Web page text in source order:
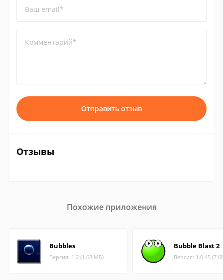
Ваш email*
Комментарий*
Отправить отзыв
Отзывы
Похожие приложения
Bubbles
Версия: 1.2 (1.63 МБ)
Bubble Blast 2
Версия: 1.0.45